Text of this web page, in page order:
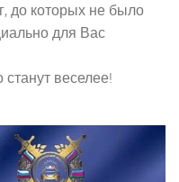
до которых не было
для Вас
веселее!